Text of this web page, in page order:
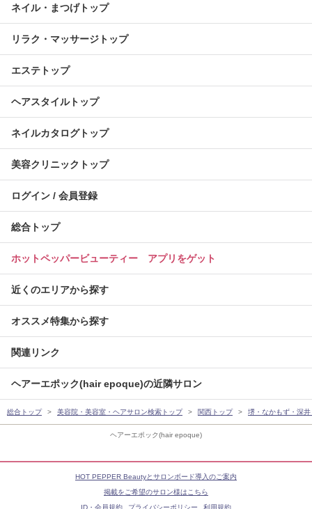
ヘアーエポック(hair epoque)
ネイル・まつげトップ
リラク・マッサージトップ
エステトップ
ヘアスタイルトップ
ネイルカタログトップ
美容クリニックトップ
ログイン / 会員登録
総合トップ
ホットペッパービューティー アプリをゲット
近くのエリアから探す
オススメ特集から探す
関連リンク
ヘアーエポック(hair epoque)の近隣サロン
総合トップ 美容院・美容室・ヘアサロン検索トップ 関西トップ 堺・なかもず・深
HOT PEPPER Beautyとサロンボード導入のご案内
掲載をご希望のサロン様はこちら
ID・会員規約
プライバシーポリシー 利用規約